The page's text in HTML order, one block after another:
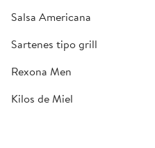
Salsa Americana
Sartenes tipo grill
Rexona Men
Kilos de Miel